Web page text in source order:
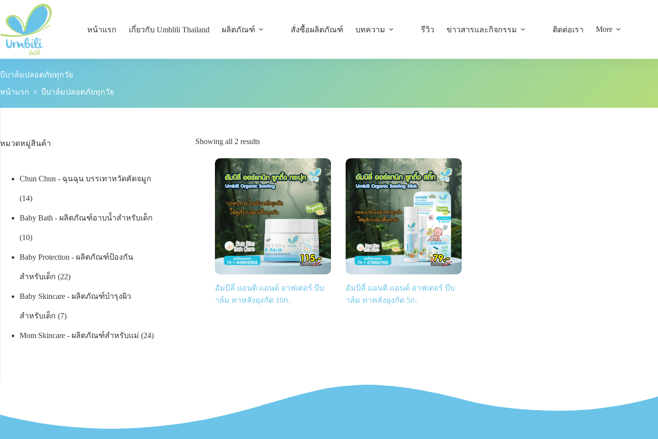
หน้าแรก เกี่ยวกับ Umblili Thailand ผลิตภัณฑ์ สั่งซื้อผลิตภัณฑ์ บทความ รีวิว ข่าวสารและกิจกรรม ติดต่อเรา More
บีบาล์มปลอดภัยทุกวัย
หน้าแรก บีบาล์มปลอดภัยทุกวัย
Showing all 2 results
อัมบิลี่ แอนติ แอนด์ อาฟเตอร์ บีบ
าล์ม ทาหลังยุงกัด 10ก.
อัมบิลี่ แอนติ แอนด์ อาฟเตอร์ บีบ
าล์ม ทาหลังยุงกัด 5ก.
หมวดหมู่สินค้า
Chun Chun - ฉุนฉุน บรรเทาหวัดคัดจมูก
14
Baby Bath - ผลิตภัณฑ์อาบน้ำสำหรับเด็ก
10
Baby Protection - ผลิตภัณฑ์ป้องกัน
สำหรับเด็ก 22
Baby Skincare - ผลิตภัณฑ์บำรุงผิว
สำหรับเด็ก 7
Mom Skincare - ผลิตภัณฑ์สำหรับแม่ 24